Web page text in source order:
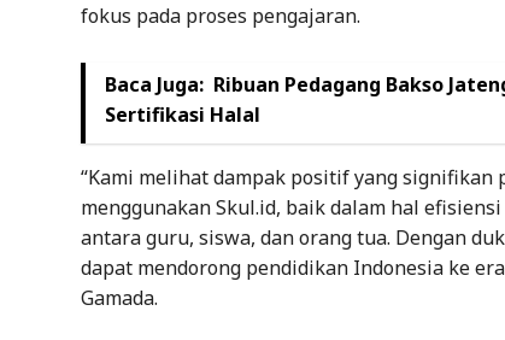
fokus pada proses pengajaran.
Baca Juga: Ribuan Pedagang Bakso
Sertifikasi Halal
“Kami melihat dampak positif yang signifikan
menggunakan Skul.id, baik dalam hal
antara guru, siswa, dan orang tua. Dengan
dapat mendorong pendidikan Indonesia ke
Gamada.